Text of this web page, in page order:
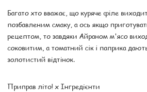
Багато хто вважає, що куряче філе
позбавленим смаку, а ось якщо
рецептом, то завдяки Айраном м'ясо
соковитим, а томатний сік і паприка
золотистий відтінок.
Приправ літо! x Інгредієнти